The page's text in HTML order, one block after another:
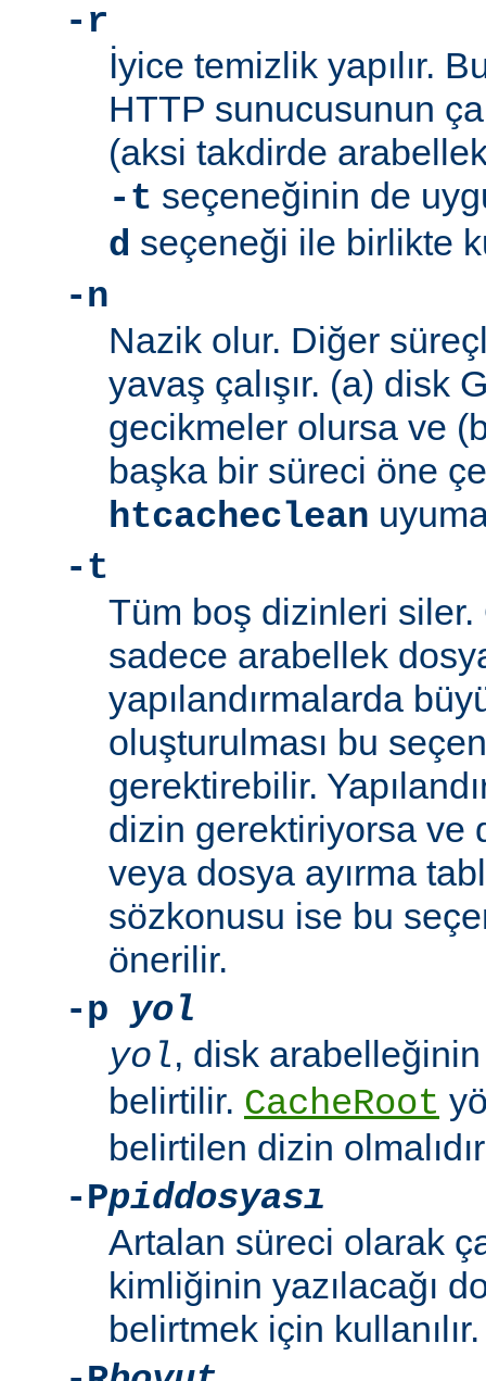
-r
İyice temizlik yapılır.
HTTP sunucusunun
(aksi takdirde
-t seçeneğinin de
d seçeneği ile birlikte
-n
Nazik olur. Diğer
yavaş çalışır. (a) disk
gecikmeler olursa ve
başka bir süreci öne
htcacheclean
-t
Tüm boş dizinleri siler.
sadece arabellek
yapılandırmalarda
oluşturulması bu
gerektirebilir.
dizin gerektiriyorsa ve
veya dosya ayırma
sözkonusu ise bu
önerilir.
-p yol
yol, disk
belirtilir. CacheRoot
belirtilen dizin
-Ppiddosyası
Artalan süreci olarak
kimliğinin yazılacağı
belirtmek için kullanılır.